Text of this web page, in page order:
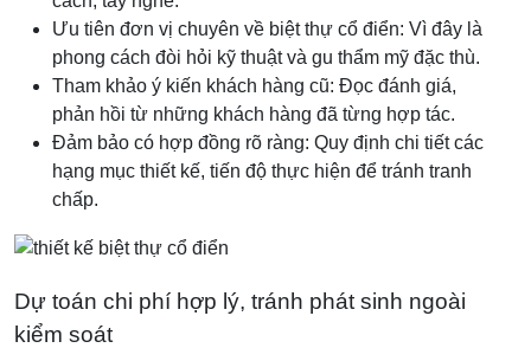
Ưu tiên đơn vị chuyên về biệt thự cổ điển: Vì đây là
phong cách đòi hỏi kỹ thuật và gu thẩm mỹ đặc thù.
Tham khảo ý kiến khách hàng cũ: Đọc đánh giá,
phản hồi từ những khách hàng đã từng hợp tác.
Đảm bảo có hợp đồng rõ ràng: Quy định chi tiết các
hạng mục thiết kế, tiến độ thực hiện để tránh tranh
chấp.
Dự toán chi phí hợp lý, tránh phát sinh ngoài
kiểm soát